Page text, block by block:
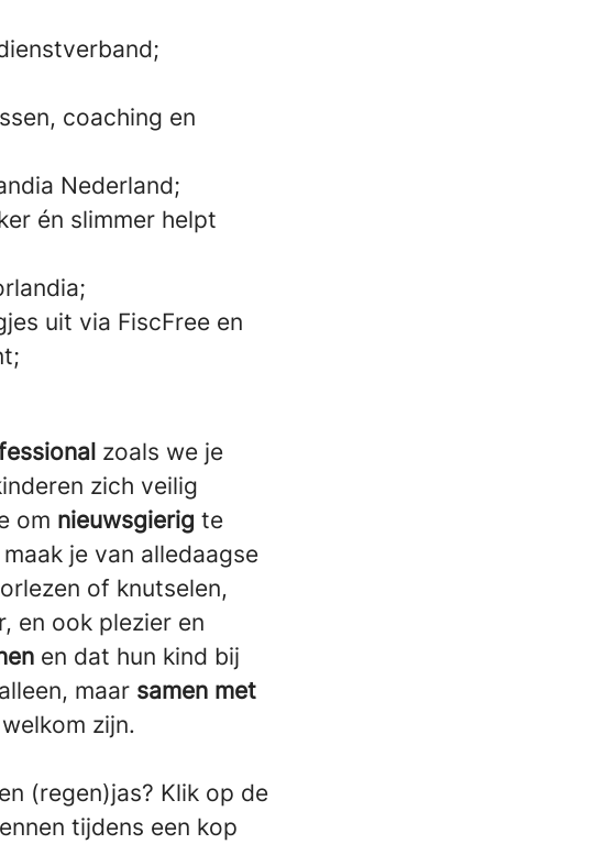
coaching en
Nederland;
én slimmer helpt
uit via FiscFree en
zoals we je
zich veilig
om nieuwsgierig te
je van alledaagse
of knutselen,
en ook plezier en
en dat hun kind bij
maar samen met
zijn.
(regen)jas? Klik op de
tijdens een kop